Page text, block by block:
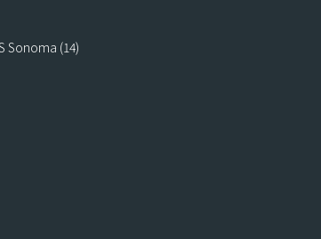
Sonoma (14)